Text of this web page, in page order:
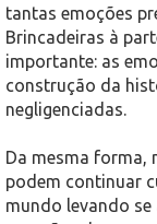
tantas emoções
Brincadeiras à
importante: as
construção da
negligenciadas.
Da mesma forma,
podem continuar
mundo levando